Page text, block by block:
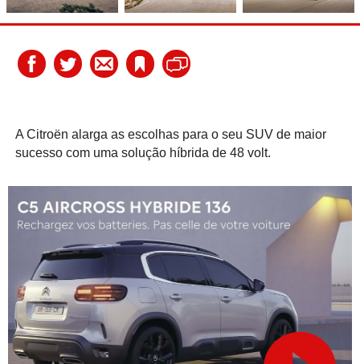
A Citroën alarga as escolhas para o seu SUV de maior
sucesso com uma solução híbrida de 48 volt.